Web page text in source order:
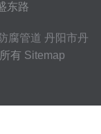
东路
腐管道 丹阳市丹
有 Sitemap